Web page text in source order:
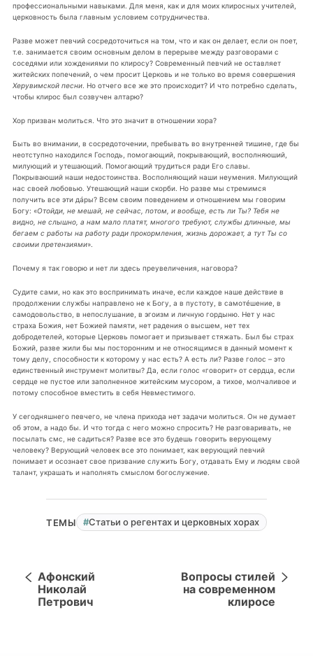
профессиональными навыками. Для меня, как и для моих клиросных учителей,
церковность была главным условием сотрудничества.
Разве может певчий сосредоточиться на том, что и как он делает, если он поет,
т.е. занимается своим основным делом в перерыве между разговорами с
соседями или хождениями по клиросу? Современный певчий не оставляет
житейских попечений, о чем просит Церковь и не только во время совершения
Херувимской песни. Но отчего все же это происходит? И что потребно сделать,
чтобы клирос был созвучен алтарю?
Хор призван молиться. Что это значит в отношении хора?
Быть во внимании, в сосредоточении, пребывать во внутренней тишине, где бы
неотступно находился Господь, помогающий, покрывающий, восполняюший,
милующий и утешающий. Помогающий трудиться ради Его славы.
Покрываюший наши недостоинства. Восполняющий наши неумения. Милующий
нас своей любовью. Утешающий наши скорби. Но разве мы стремимся
получить все эти дáры? Всем своим поведением и отношением мы говорим
Богу: «Отойди, не мешай, не сейчас, потом, и вообще, есть ли Ты? Тебя не
видно, не слышно, а нам мало платят, многого требуют, службы длинные, мы
бегаем с работы на работу ради прокормления, жизнь дорожает, а тут Ты со
своими претензиями».
Почему я так говорю и нет ли здесь преувеличения, наговора?
Судите сами, но как это воспринимать иначе, если каждое наше действие в
продолжении службы направлено не к Богу, а в пустоту, в самотéшение, в
самодовольство, в непослушание, в эгоизм и личную гордыню. Нет у нас
страха Божия, нет Божией памяти, нет радения о высшем, нет тех
добродетелей, которые Церковь помогает и призывает стяжать. Был бы страх
Божий, разве жили бы мы посторонним и не относящимся в данный момент к
тому делу, способности к которому у нас есть? А есть ли? Разве голос – это
единственный инструмент молитвы? Да, если голос «говорит» от сердца, если
сердце не пустое или заполненное житейским мусором, а тихое, молчаливое и
потому способное вместить в себя Невместимого.
У сегодняшнего певчего, не члена прихода нет задачи молиться. Он не думает
об этом, а надо бы. И что тогда с него можно спросить? Не разговаривать, не
посылать смс, не садиться? Разве все это будешь говорить верующему
человеку? Верующий человек все это понимает, как верующий певчий
понимает и осознает свое призвание служить Богу, отдавать Ему и людям свой
талант, украшать и наполнять смыслом богослужение.
ТЕМЫ Статьи о регентах и церковных хорах
Афонский
Николай
Петрович
Вопросы стилей
на современном
клиросе